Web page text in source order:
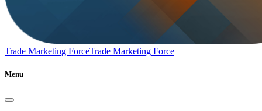
Trade Marketing ForceTrade Marketing Force
Menu